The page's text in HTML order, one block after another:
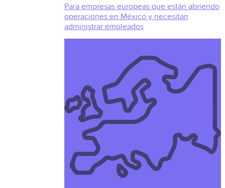
Para empresas europeas que están abriendo
operaciones en México y necesitan
administrar empleados